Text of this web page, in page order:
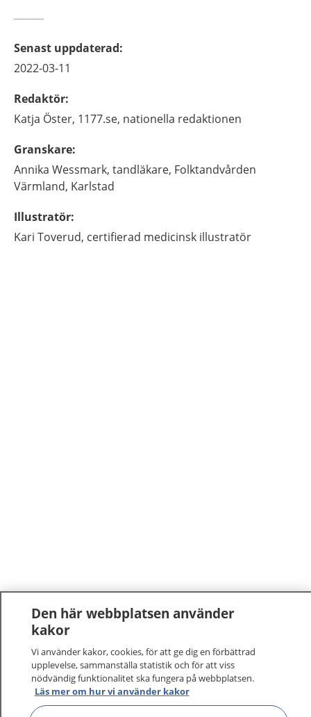
Senast uppdaterad:
2022-03-11
Redaktör:
Katja Öster, 1177.se, nationella redaktionen
Granskare:
Annika Wessmark, tandläkare, Folktandvården
Värmland, Karlstad
Illustratör:
Kari Toverud, certifierad medicinsk illustratör
1177 –tryggt om din hälsa och vård
På 1177.se får du råd om hälsa och information om
sjukdomar och vilka mottagningar du kan kontakta.
Logga in för att läsa din journal och göra dina
vårdärenden. Ring telefonnummer 1177 för
Den här webbplatsen använder
kakor
Vi använder kakor, cookies, för att ge dig en förbättrad
upplevelse, sammanställa statistik och för att viss
nödvändig funktionalitet ska fungera på webbplatsen.
Läs mer om hur vi använder kakor